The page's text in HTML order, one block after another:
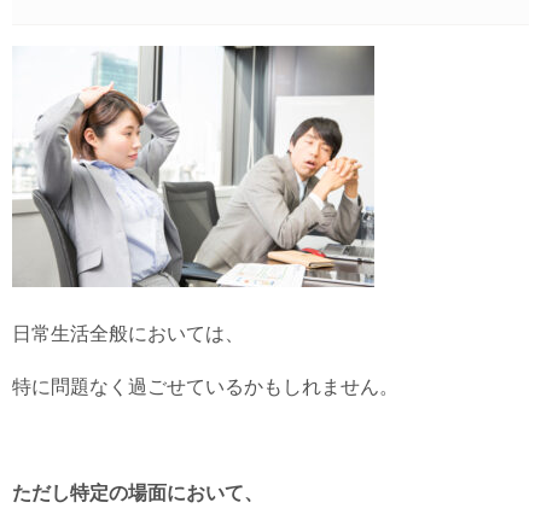
日常生活全般においては、
特に問題なく過ごせているかもしれません。
ただし特定の場面において、